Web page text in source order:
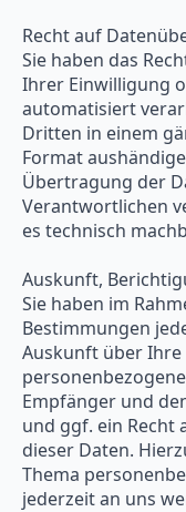
Recht auf
Sie haben das
Ihrer Einwilligung
automatisiert
Dritten in einem
Format
Übertragung der
Verantwortlichen
es technisch
Auskunft,
Sie haben im
Bestimmungen
Auskunft über
Empfänger und
und ggf. ein Recht
dieser Daten.
Thema
jederzeit an uns